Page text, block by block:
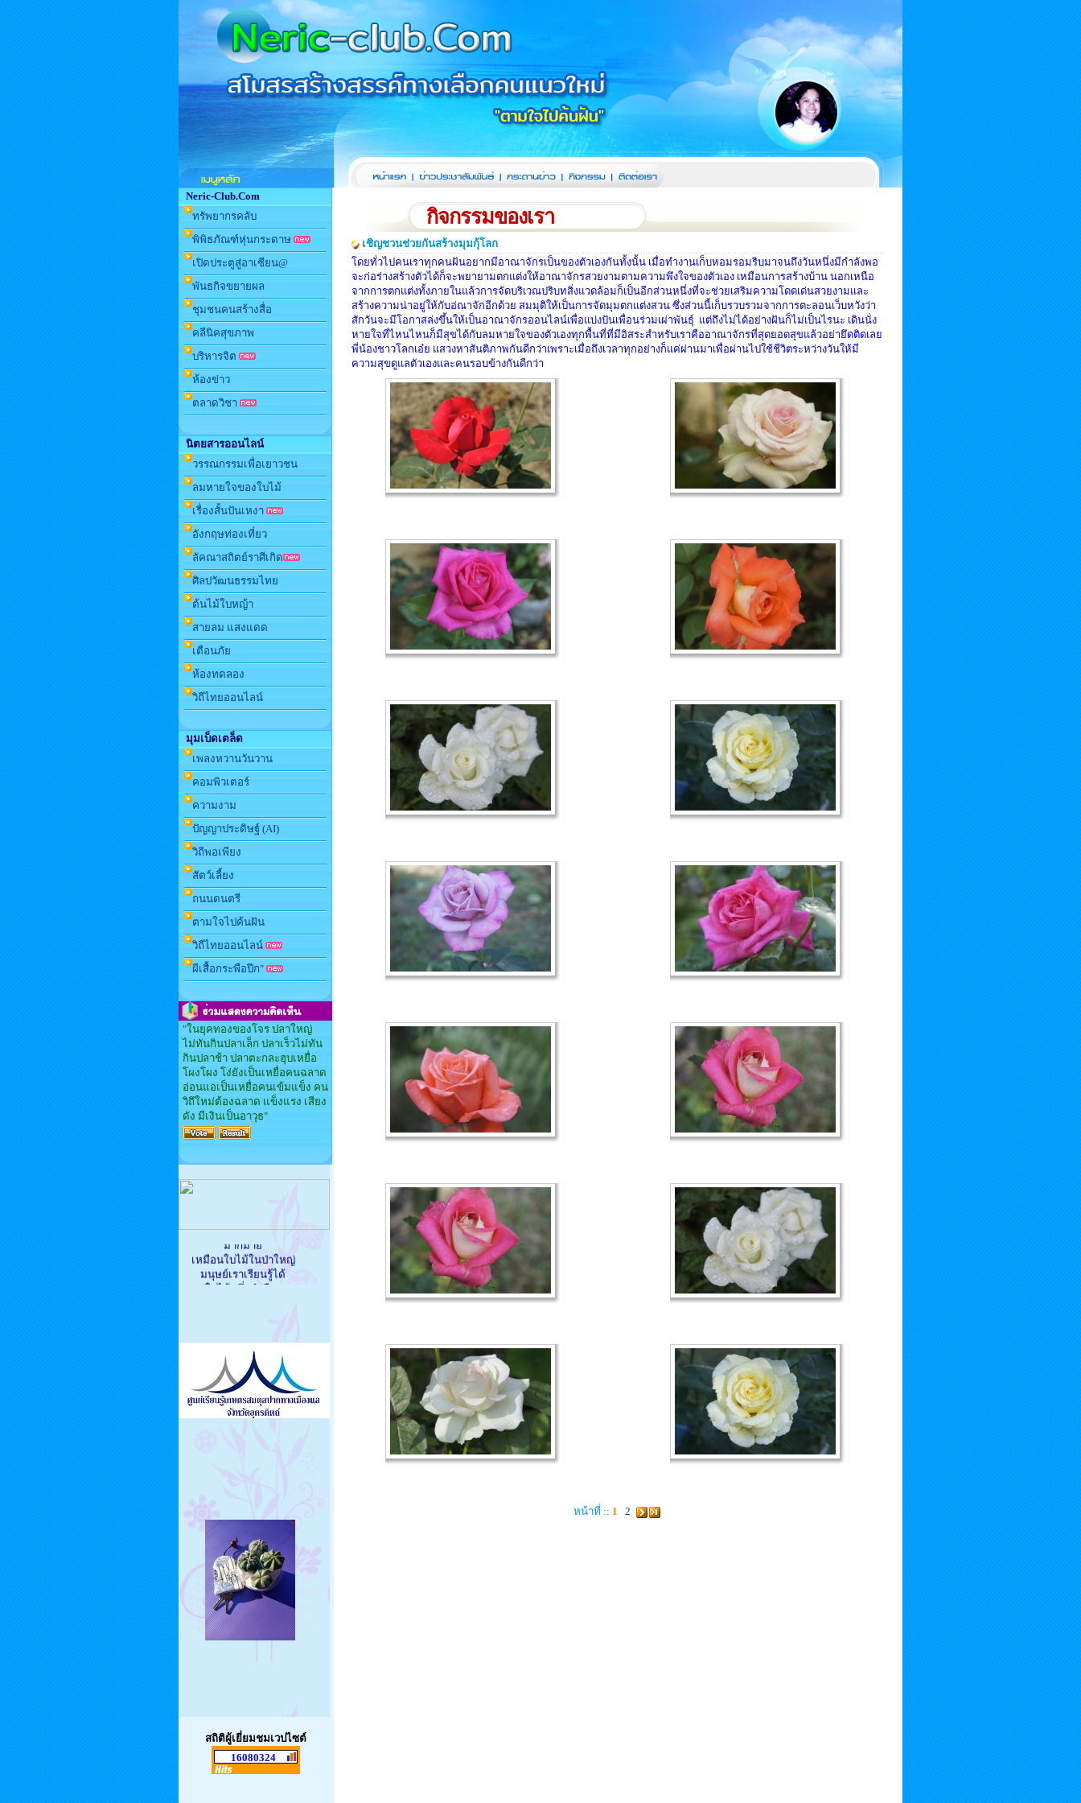
Neric-Club.Com
ทรัพยากรคลับ
พิพิธภัณฑ์หุ่นกระดาษ
เปิดประตูสู่อาเซียน@
พันธกิจขยายผล
ชุมชนคนสร้างสื่อ
คลีนิคสุขภาพ
บริหารจิต
ห้องข่าว
ตลาดวิชา
นิตยสารออนไลน์
วรรณกรรมเพื่อเยาวชน
ลมหายใจของใบไม้
เรื่องสั้นปันเหงา
อังกฤษท่องเที่ยว
ลัคณาสถิตย์ราศีเกิด
ศิลปวัฒนธรรมไทย
ต้นไม้ใบหญ้า
สายลม แสงแดด
เตือนภัย
ห้องทดลอง
วิถีไทยออนไลน์
มุมเบ็ดเตล็ด
เพลงหวานวันวาน
คอมพิวเตอร์
ความงาม
ปัญญาประดิษฐ์ (AI)
วิถีพอเพียง
สัตว์เลี้ยง
ถนนดนตรี
ตามใจไปค้นฝัน
วิถีไทยออนไลน์
ผีเสื้อกระพือปีก"
"ในยุคทองของโจร ปลาใหญ่
ไม่ทันกินปลาเล็ก ปลาเร็วไม่ทัน
กินปลาช้า ปลาตะกละฮุบเหยื่อ
โผงโผง โง่ยังเป็นเหยื่อคนฉลาด
อ่อนแอเป็นเหยื่อคนเข้มแข็ง คน
วิถึใหม่ต้องฉลาด แข็งแรง เสียง
ดัง มีเงินเป็นอาวุธ"
เหมือนใบไม้ในป่าใหญ่
มนุษย์เราเรียนรู้ได้
แค่ใบไม้หนึ่งกำมือของ
นั่นคือกุศลอันใหญ่ยิ่ง'
องค์พระสัมมาสัมพุทธเจ้า
สถิติผู้เยี่ยมชมเวปไซต์
16080324
กิจกรรมของเรา
เชิญชวนช่วยกันสร้างมุมกุ้โลก
โดยทั่วไปคนเราทุกคนฝันอยากมีอาณาจักรเป็นของตัวเองกันทั้งนั้น เมื่อทำงานเก็บหอมรอมริบมาจนถึงวันหนึ่งมีกำลังพอ
จะก่อร่างสร้างตัวได้ก็จะพยายามตกแต่งให้อาณาจักรสวยงามตามความพึงใจของตัวเอง เหมือนการสร้างบ้าน นอกเหนือ
จากการตกแต่งทั้งภายในแล้วการจัดบริเวณปริบทสิ่งแวดล้อมก็เป็นอีกส่วนหนึ่งที่จะช่วยเสริมความโดดเด่นสวยงามและ
สร้างความน่าอยู่ให้กับอ่ณาจักอีกด้วย สมมุติให้เป็นการจัดมุมตกแต่งสวน ซึ่งส่วนนี้เก็บรวบรวมจากการตะลอนเว็บหวังว่า
สักวันจะมีโอกาสล่งขึ้นให้เป็นอาณาจักรออนไลน์เพื่อแบ่งปันเพื่อนร่วมเผ่าพันธุ์ แต่ถึงไม่ได้อย่างฝันก็ไม่เป็นไรนะ เดินนั่ง
หายใจที่ไหนไหนก็มีสุขได้กับลมหายใจของตัวเองทุกพื้นที่ที่มีอิสระสำหรับเราคืออาณาจักรที่สุดยอดสุขแล้วอย่ายึดติดเลย
พี่น้องชาวโลกเอ๋ย แสวงหาสันติภาพกันดีกว่าเพราะเมื่อถึงเวลาทุกอย่างก็แค่ผ่านมาเพื่อผ่านไปใช้ชีวิตระหว่างวันให้มี
ความสุขดูแลตัวเองและคนรอบข้างกันดีกว่า
หน้าที่ :: 1 2